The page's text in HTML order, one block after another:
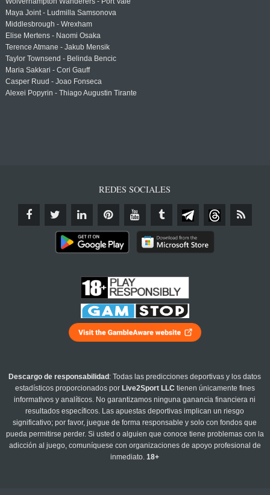
Maya Joint - Ludmilla Samsonova
Middlesbrough - Wrexham
Elise Mertens - Naomi Osaka
Terence Atmane - Jakub Mensik
Taylor Townsend - Belinda Bencic
Maria Sakkari - Cori Gauff
Casper Ruud - Joao Fonseca
Alexei Popyrin - Thiago Augustin Tirante
REDES SOCIALES
Descargo de responsabilidad : Todas las predicciones deportivas y los datos
estadísticos proporcionados por Live2Sport LLC tienen únicamente fines
informativos y analíticos. No garantizamos ninguna ganancia financiera ni
resultados específicos. Las apuestas deportivas implican un riesgo
significativo; por favor, juegue de forma responsable y solo con fondos que
pueda permitirse perder. Si usted o alguien que conoce tiene problemas con la
adicción al juego, comuníquese con organizaciones de apoyo profesional de
inmediato.18+